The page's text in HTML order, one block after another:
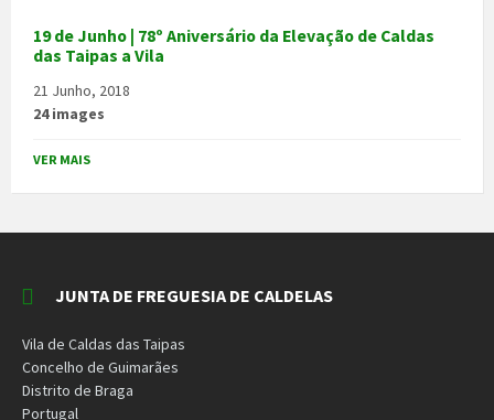
19 de Junho | 78º Aniversário da Elevação de Caldas
das Taipas a Vila
21 Junho, 2018
24 images
VER MAIS
JUNTA DE FREGUESIA DE CALDELAS
Vila de Caldas das Taipas
Concelho de Guimarães
Distrito de Braga
Portugal